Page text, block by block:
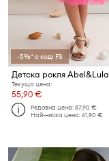
-5%* с код: FS
Детска рокля Abel&Lula
Текуща цена:
55,90 €
Редовна цена:87,90 €
Най-ниска цена:61,90 €